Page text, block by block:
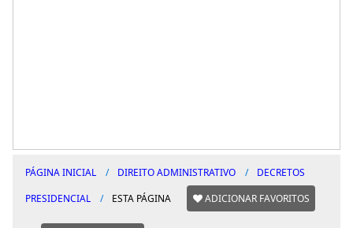
PÁGINA INICIAL DIREITO ADMINISTRATIVO
DECRETOS
PRESIDENCIAL
ESTA PÁGINA ADICIONAR FAVORITOS